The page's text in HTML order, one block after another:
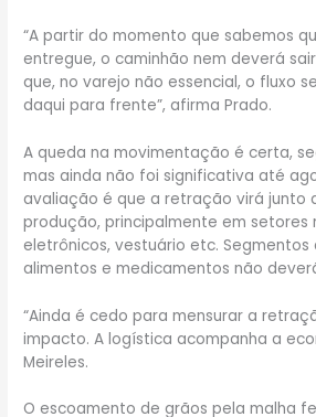
“A partir do momento que sabemos
entregue, o caminhão nem deverá
que, no varejo não essencial, o fluxo
daqui para frente”, afirma Prado.
A queda na movimentação é certa,
mas ainda não foi significativa até
avaliação é que a retração virá junto
produção, principalmente em setores
eletrônicos, vestuário etc. Segmentos
alimentos e medicamentos não
“Ainda é cedo para mensurar a
impacto. A logística acompanha a
Meireles.
O escoamento de grãos pela malha